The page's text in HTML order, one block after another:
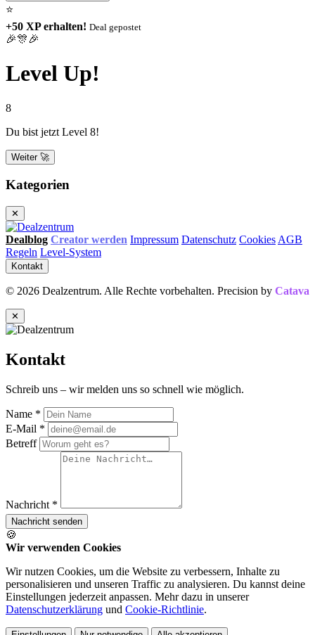
⭐
+50 XP erhalten! Deal gepostet
🎉🎊🎉
Level Up!
8
Du bist jetzt Level 8!
Weiter 🚀
Kategorien
✕
Dealblog Creator werden Impressum Datenschutz Cookies AGB
Regeln Level-System
Kontakt
© 2026 Dealzentrum. Alle Rechte vorbehalten. Precision by Catava
✕
Kontakt
Schreib uns – wir melden uns so schnell wie möglich.
Name *
E-Mail *
Betreff
Nachricht *
Nachricht senden
🍪
Wir verwenden Cookies
Wir nutzen Cookies, um die Website zu verbessern, Inhalte zu
personalisieren und unseren Traffic zu analysieren. Du kannst deine
Einstellungen jederzeit anpassen. Mehr dazu in unserer
Datenschutzerklärung und Cookie-Richtlinie.